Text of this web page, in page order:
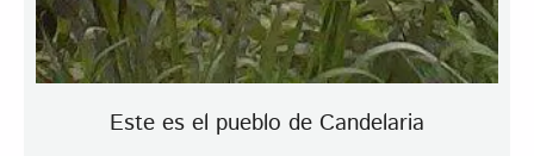
Este es el pueblo de Candelaria